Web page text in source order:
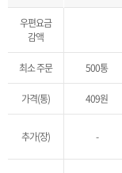
우편요금
감액
최소 주문 500통
가격(통) 409원
추가(장) -